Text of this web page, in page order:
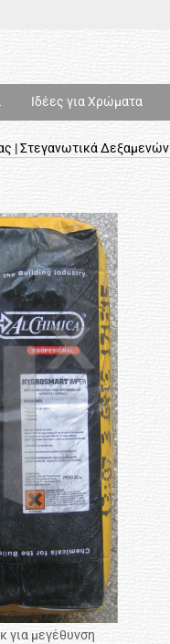
Ιδέες για Χρώματα
| Στεγανωτικά Δεξαμενών
για μεγέθυνση